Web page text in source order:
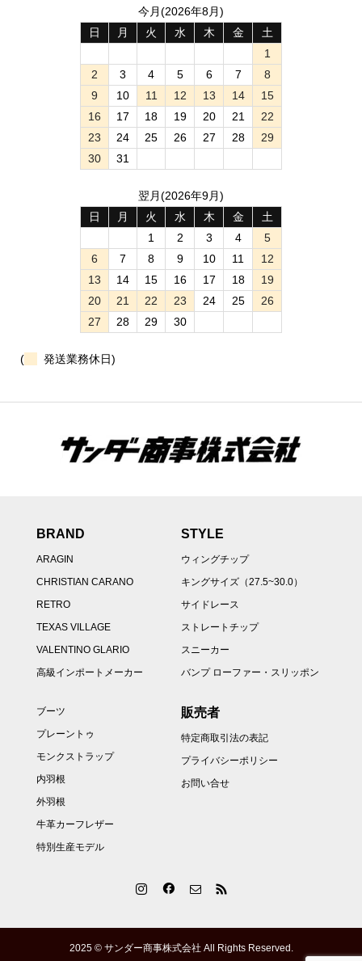
今月(2026年8月)
日
月 火 水 木 金
土
1
2
3 4 5 6 7
8
9
10 11 12 13 14
15
16
17 18 19 20 21
22
23
24 25 26 27 28
29
30
31
翌月(2026年9月)
日
月 火 水 木 金
土
1
2 3 4
5
6
7 8 9 10 11
12
13
14 15 16 17 18
19
20
21 22 23 24 25
26
27
28 29 30
( 発送業務休日)
BRAND
ARAGIN
CHRISTIAN CARANO
RETRO
TEXAS VILLAGE
VALENTINO GLARIO
高級インポートメーカー
STYLE
ウィングチップ
キングサイズ（27.5~30.0）
サイドレース
ストレートチップ
スニーカー
バンプ ローファー・スリッポン
ブーツ
プレーントゥ
モンクストラップ
内羽根
外羽根
牛革カーフレザー
特別生産モデル
販売者
特定商取引法の表記
プライバシーポリシー
お問い合せ
2025 ©️ サンダー商事株式会社 All Rights Reserved.